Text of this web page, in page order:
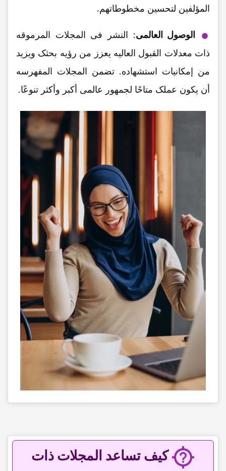
المؤلفین لتحسین مخطوطاتهم.
الوصول العالمی: النشر فی المجلات المرموقه
ذات معدلات القبول العالیه یعزز من رؤیه بحثک ویزید
من إمکانیات استشهاده. تضمن المجلات المفهرسه
أن یکون عملک متاحًا لجمهور عالمی أکبر وأکثر تنوعًا.
کیف تساعد المجلات ذات